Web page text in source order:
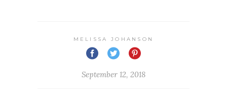
MELISSA JOHANSON
September 12, 2018